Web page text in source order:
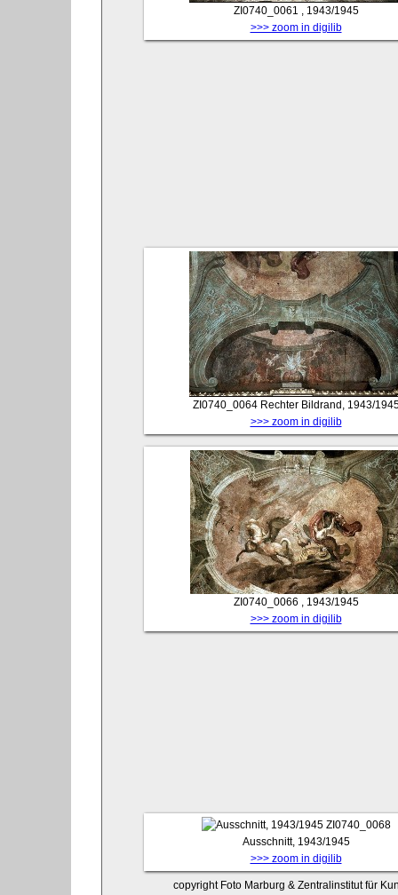
ZI0740_0061 , 1943/1945
>>> zoom in digilib
ZI0740_0064 Rechter Bildrand, 1943/
>>> zoom in digilib
ZI0740_0066 , 1943/1945
>>> zoom in digilib
ZI0740_0068
Ausschnitt, 1943/1945
>>> zoom in digilib
copyright Foto Marburg & Zentralinstitut für